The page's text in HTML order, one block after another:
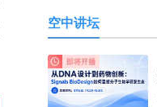
空中讲坛